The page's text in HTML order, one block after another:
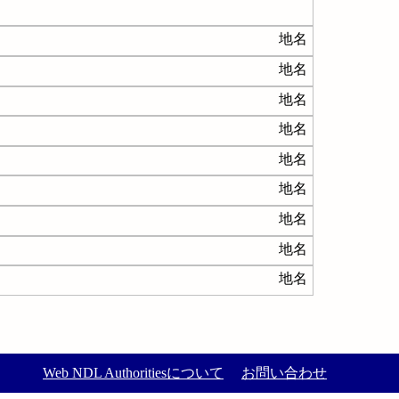
地名
地名
地名
地名
地名
地名
地名
地名
地名
Web NDL Authoritiesについて お問い合わせ